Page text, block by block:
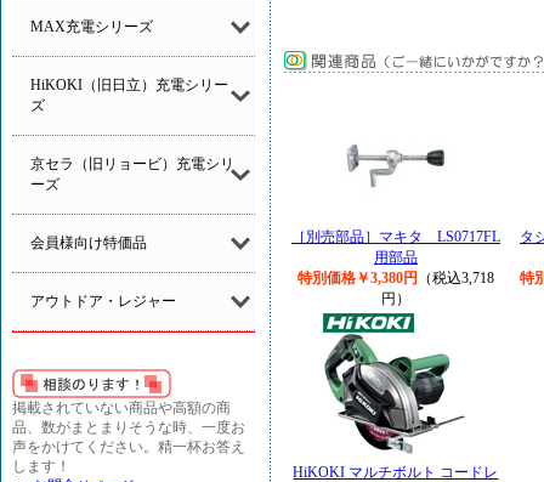
MAX充電シリーズ
HiKOKI（旧日立）充電シリー
ズ
京セラ（旧リョービ）充電シリ
ーズ
会員様向け特価品
アウトドア・レジャー
掲載されていない商品や高額の商
品、数がまとまりそうな時、一度お
声をかけてください。精一杯お答え
します！
［別売部品］マキタ LS0717FL
用部品
特別価格￥3,380円
（税込3,718
円）
タ
特
HiKOKI マルチボルト コードレ